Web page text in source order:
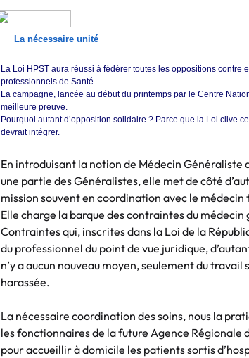
La nécessaire unité
La Loi HPST aura réussi à fédérer toutes les oppositions contre
professionnels de Santé.
La campagne, lancée au début du printemps par le Centre
meilleure preuve.
Pourquoi autant d’opposition solidaire ? Parce que la Loi clive
devrait intégrer.
En introduisant la notion de Médecin Généraliste
une partie des Généralistes, elle met de côté
mission souvent en coordination avec le
Elle charge la barque des contraintes du
Contraintes qui, inscrites dans la Loi de la
du professionnel du point de vue juridique,
n’y a aucun nouveau moyen, seulement du
harassée.
La nécessaire coordination des soins, nous la
les fonctionnaires de la future Agence Régionale
pour accueillir à domicile les patients sortis